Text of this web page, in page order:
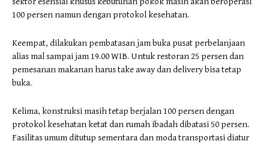
100 persen namun dengan protokol kesehatan.
Keempat, dilakukan pembatasan jam buka pusat perbelanjaan
alias mal sampai jam 19.00 WIB. Untuk restoran 25 persen dan
pemesanan makanan harus take away dan delivery bisa tetap
buka.
Kelima, konstruksi masih tetap berjalan 100 persen dengan
protokol kesehatan ketat dan rumah ibadah dibatasi 50 persen.
Fasilitas umum ditutup sementara dan moda transportasi diatur